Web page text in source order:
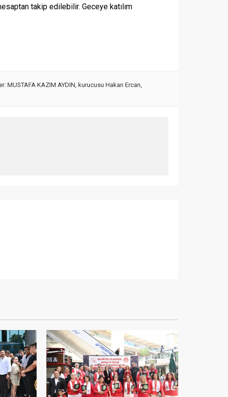
takip edilebilir. Geceye katılım
MUSTAFA KAZIM AYDIN, kurucusu Hakan Ercan,